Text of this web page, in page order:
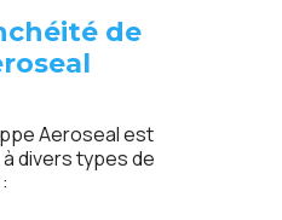
de
Aeroseal est
divers types de